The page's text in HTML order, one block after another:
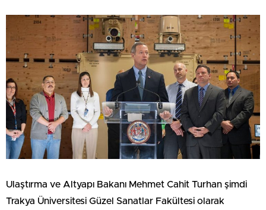
Ulaştırma ve Altyapı Bakanı Mehmet Cahit Turhan şimdi
Trakya Üniversitesi Güzel Sanatlar Fakültesi olarak